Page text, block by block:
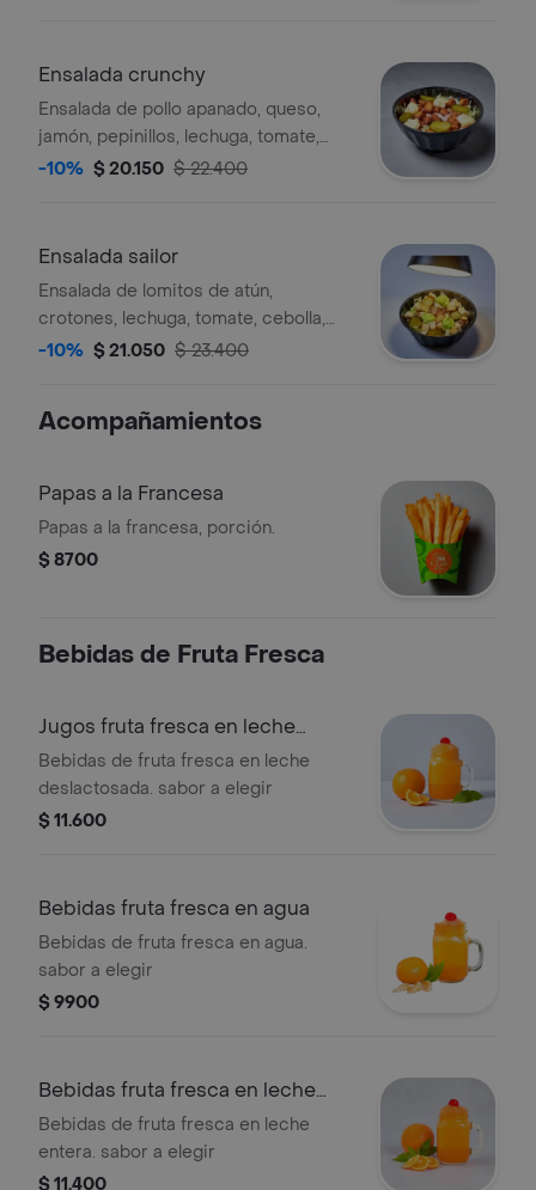
Ensalada crunchy
Ensalada de pollo apanado, queso,
jamón, pepinillos, lechuga, tomate,
pepino, vinagretas.
-10% $ 20.150 $ 22.400
Ensalada sailor
Ensalada de lomitos de atún,
crotones, lechuga, tomate, cebolla,
pepinillos, vinagreta y guacamole.
-10% $ 21.050 $ 23.400
Acompañamientos
Papas a la Francesa
Papas a la francesa, porción.
$ 8700
Bebidas de Fruta Fresca
Jugos fruta fresca en leche
deslactosada
Bebidas de fruta fresca en leche
deslactosada. sabor a elegir
$ 11.600
Bebidas fruta fresca en agua
Bebidas de fruta fresca en agua.
sabor a elegir
$ 9900
Bebidas fruta fresca en leche
entera
Bebidas de fruta fresca en leche
entera. sabor a elegir
$ 11.400